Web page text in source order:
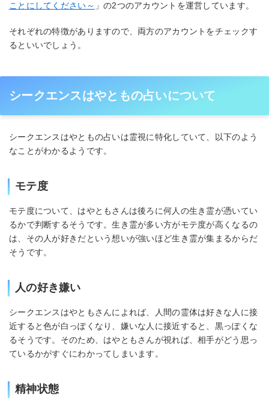
ことにしてください～ 」の2つのアカウントを運営しています。
それぞれの特徴がありますので、両方のアカウントをチェックす
るといいでしょう。
シークエンスはやともの占いについて
シークエンスはやともの占いは霊視に特化していて、以下のよう
なことがわかるようです。
モテ度
モテ度について、はやともさんは後ろに何人の生き霊が憑いてい
るかで判断するそうです。生き霊が多い方がモテ度が高くなるの
は、その人が好きだという想いが強いほど生き霊が集まるからだ
そうです。
人の好き嫌い
シークエンスはやともさんによれば、人間の霊体は好きな人に接
近すると色が白っぽくなり、嫌いな人に接近すると、黒っぽくな
るそうです。そのため、はやともさんが視れば、相手がどう思っ
ているかがすぐにわかってしまいます。
精神状態